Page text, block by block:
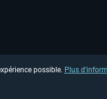
possible. Plus